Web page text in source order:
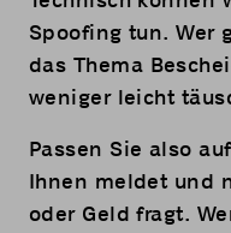
Spoofing tun. Wer
das Thema
weniger leicht
Passen Sie also
Ihnen meldet und
oder Geld fragt.